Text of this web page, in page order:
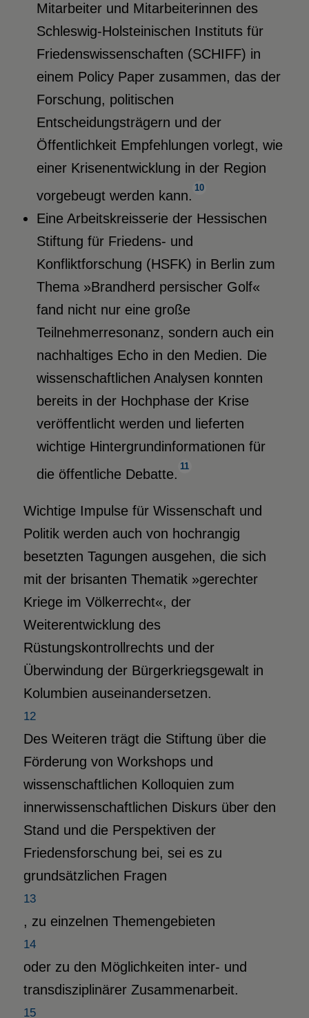
Mitarbeiter und Mitarbeiterinnen des
Schleswig-Holsteinischen Instituts für
Friedenswissenschaften (SCHIFF) in
einem Policy Paper zusammen, das der
Forschung, politischen
Entscheidungsträgern und der
Öffentlichkeit Empfehlungen vorlegt, wie
einer Krisenentwicklung in der Region
vorgebeugt werden kann.
10
Eine Arbeitskreisserie der Hessischen
Stiftung für Friedens- und
Konfliktforschung (HSFK) in Berlin zum
Thema »Brandherd persischer Golf«
fand nicht nur eine große
Teilnehmerresonanz, sondern auch ein
nachhaltiges Echo in den Medien. Die
wissenschaftlichen Analysen konnten
bereits in der Hochphase der Krise
veröffentlicht werden und lieferten
wichtige Hintergrundinformationen für
die öffentliche Debatte.
11
Wichtige Impulse für Wissenschaft und
Politik werden auch von hochrangig
besetzten Tagungen ausgehen, die sich
mit der brisanten Thematik »gerechter
Kriege im Völkerrecht«, der
Weiterentwicklung des
Rüstungskontrollrechts und der
Überwindung der Bürgerkriegsgewalt in
Kolumbien auseinandersetzen.
12
Des Weiteren trägt die Stiftung über die
Förderung von Workshops und
wissenschaftlichen Kolloquien zum
innerwissenschaftlichen Diskurs über den
Stand und die Perspektiven der
Friedensforschung bei, sei es zu
grundsätzlichen Fragen
13
, zu einzelnen Themengebieten
14
oder zu den Möglichkeiten inter- und
transdisziplinärer Zusammenarbeit.
15